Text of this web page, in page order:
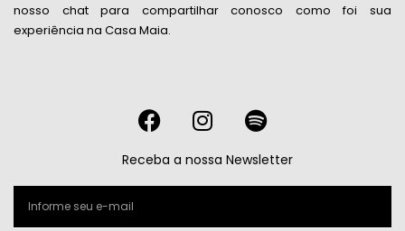
nosso chat para compartilhar conosco como foi sua
experiência na Casa Maia.
F
a
c
o
I
n
s
g
S
p
o
f
Receba a nossa Newsletter